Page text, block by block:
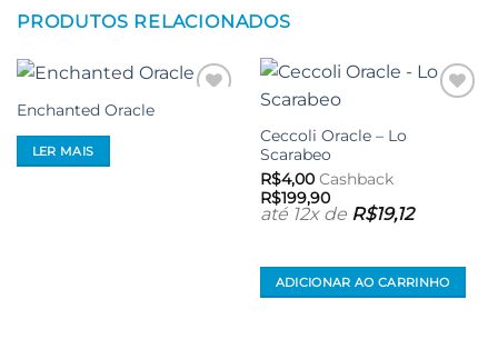
PRODUTOS RELACIONADOS
Enchanted Oracle
LER MAIS
Ceccoli Oracle – Lo
Scarabeo
R$4,00Cashback
R$199,90
até 12x de R$19,12
ADICIONAR AO CARRINHO